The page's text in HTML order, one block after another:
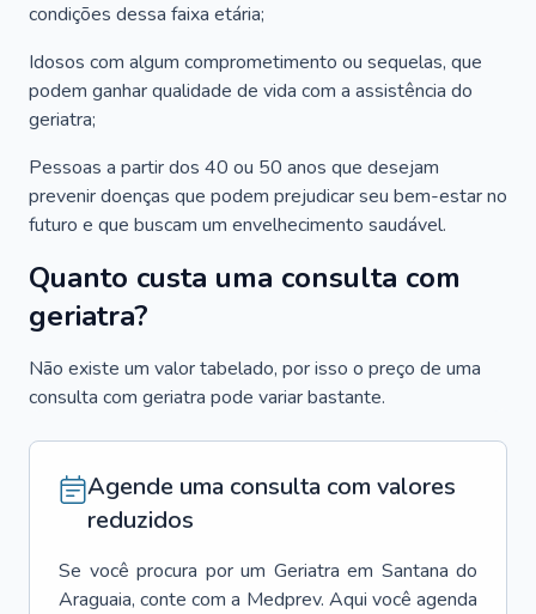
condições dessa faixa etária;
Idosos com algum comprometimento ou sequelas, que
podem ganhar qualidade de vida com a assistência do
geriatra;
Pessoas a partir dos 40 ou 50 anos que desejam
prevenir doenças que podem prejudicar seu bem-estar no
futuro e que buscam um envelhecimento saudável.
Quanto custa uma consulta com
geriatra?
Não existe um valor tabelado, por isso o preço de uma
consulta com geriatra pode variar bastante.
Agende uma consulta com valores
reduzidos
Se você procura por um Geriatra em Santana do
Araguaia, conte com a Medprev. Aqui você agenda